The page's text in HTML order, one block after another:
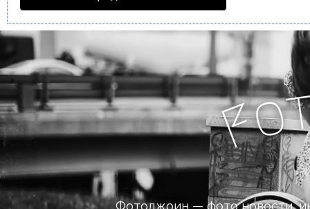
Fo
Фотоджоин — фото новости,